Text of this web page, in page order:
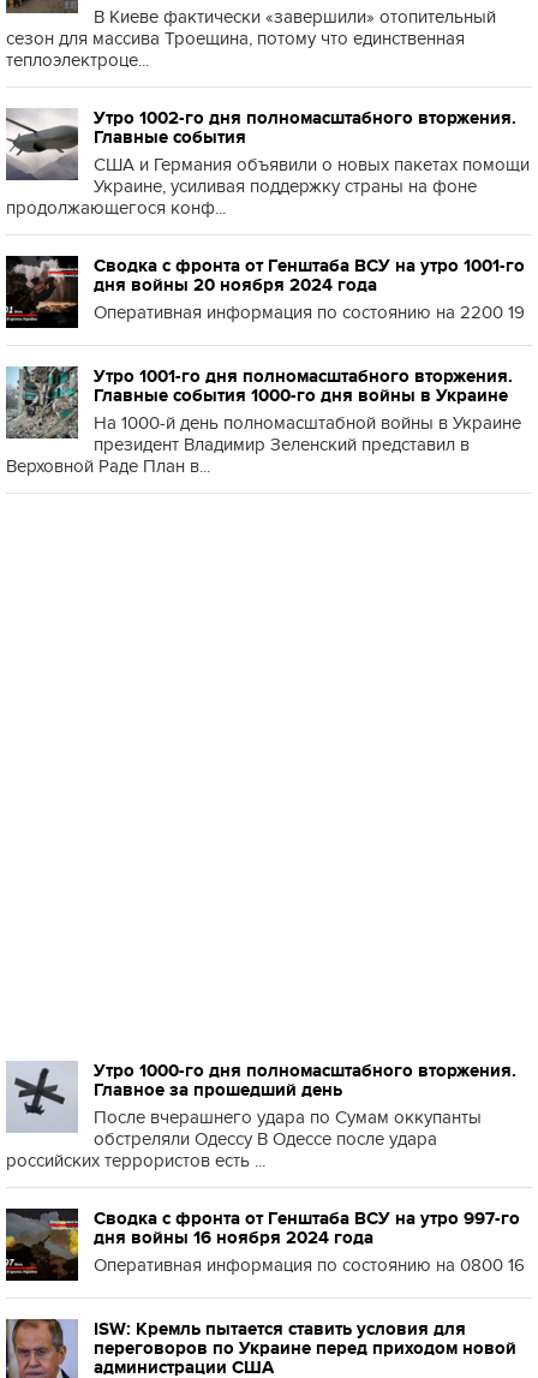
В Киеве фактически «завершили» отопительный
сезон для массива Троещина, потому что единственная
теплоэлектроце...
Утро 1002-го дня полномасштабного вторжения.
Главные события
США и Германия объявили о новых пакетах помощи
Украине, усиливая поддержку страны на фоне
продолжающегося конф...
Сводка с фронта от Генштаба ВСУ на утро 1001-го
дня войны 20 ноября 2024 года
Оперативная информация по состоянию на 2200 19
Утро 1001-го дня полномасштабного вторжения.
Главные события 1000-го дня войны в Украине
На 1000-й день полномасштабной войны в Украине
президент Владимир Зеленский представил в
Верховной Раде План в...
Утро 1000-го дня полномасштабного вторжения.
Главное за прошедший день
После вчерашнего удара по Сумам оккупанты
обстреляли Одессу В Одессе после удара
российских террористов есть ...
Сводка с фронта от Генштаба ВСУ на утро 997-го
дня войны 16 ноября 2024 года
Оперативная информация по состоянию на 0800 16
ISW: Кремль пытается ставить условия для
переговоров по Украине перед приходом новой
администрации США